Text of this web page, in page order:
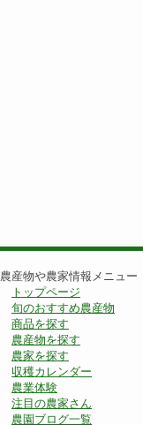
農産物や農家情報メニュー
トップページ
旬のおすすめ農産物
商品を探す
農産物を探す
農家を探す
収穫カレンダー
農業体験
注目の農家さん
農園ブログ一覧